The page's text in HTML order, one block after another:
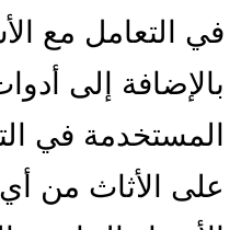
في التعامل مع
بالإضافة إلى
المستخدمة في
على الأثاث من